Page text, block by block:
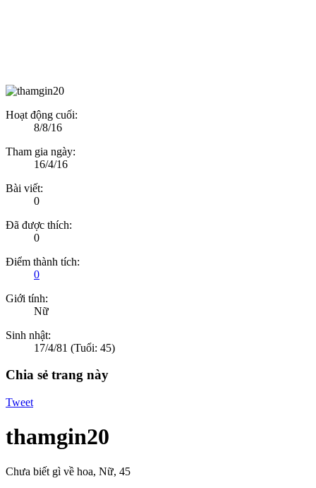
Hoạt động cuối:
8/8/16
Tham gia ngày:
16/4/16
Bài viết:
0
Đã được thích:
0
Điểm thành tích:
0
Giới tính:
Nữ
Sinh nhật:
17/4/81 (Tuổi: 45)
Chia sẻ trang này
Tweet
thamgin20
Chưa biết gì về hoa, Nữ, 45